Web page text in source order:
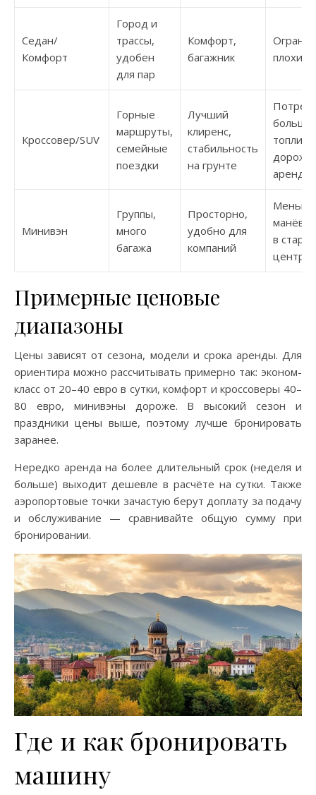
Седан/
Комфорт
Город и
трассы,
удобен
для пар
Комфорт,
багажник
плохих
Кроссовер/SUV
Горные
маршруты,
семейные
поездки
Лучший
клиренс,
стабильность
на грунте
больше
топлива,
дороже
аренда
Минивэн
Группы,
много
багажа
Просторно,
удобно для
компаний
Меньше
в
центре
Примерные ценовые
диапазоны
Цены зависят от сезона, модели и срока аренды. Для
ориентира можно рассчитывать примерно так: эконом-
класс от 20–40 евро в сутки, комфорт и кроссоверы 40–
80 евро, минивэны дороже. В высокий сезон и
праздники цены выше, поэтому лучше бронировать
заранее.
Нередко аренда на более длительный срок (неделя и
больше) выходит дешевле в расчёте на сутки. Также
аэропортовые точки зачастую берут доплату за подачу
и обслуживание — сравнивайте общую сумму при
бронировании.
Где и как бронировать
машину